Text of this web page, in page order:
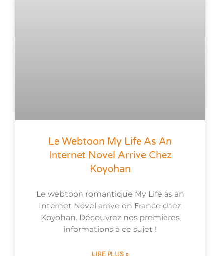
Le Webtoon My Life As An
Internet Novel Arrive Chez
Koyohan
Le webtoon romantique My Life as an
Internet Novel arrive en France chez
Koyohan. Découvrez nos premières
informations à ce sujet !
LIRE PLUS »